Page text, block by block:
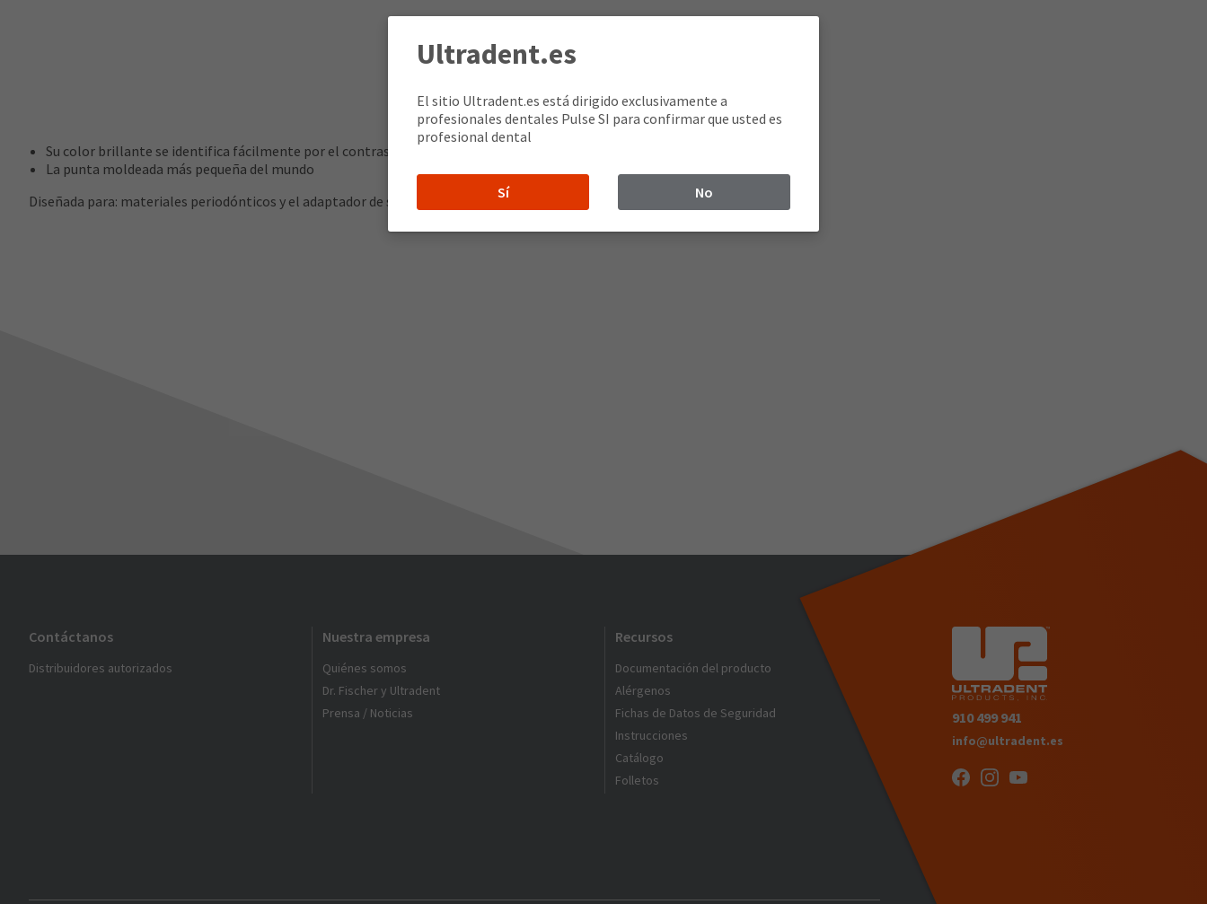
Su color brillante se identifica fácilmente por el contraste con los tejidos blandos
La punta moldeada más pequeña del mundo
Diseñada para: materiales periodónticos y el adaptador de succión Luer de Ultradent™.
Contáctanos
Distribuidores autorizados
Nuestra empresa
Quiénes somos
Dr. Fischer y Ultradent
Prensa / Noticias
Recursos
Documentación del producto
Alérgenos
Fichas de Datos de Seguridad
Instrucciones
Catálogo
Folletos
910 499 941
info@ultradent.es
Ultradent.es
El sitio Ultradent.es está dirigido exclusivamente a
profesionales dentales Pulse SI para confirmar que usted es
profesional dental
Sí No